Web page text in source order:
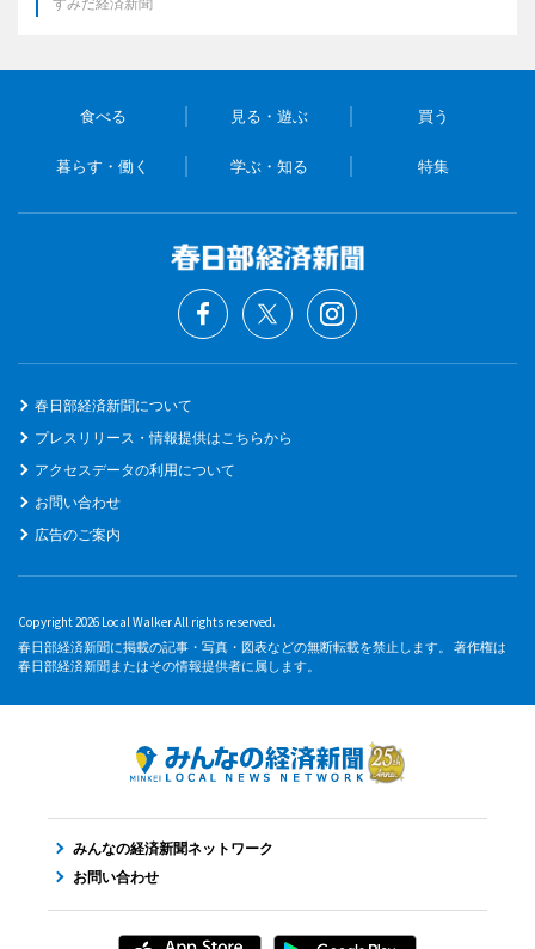
食べる 見る・遊ぶ 買う
暮らす・働く 学ぶ・知る 特集
春日部経済新聞について
プレスリリース・情報提供はこちらから
アクセスデータの利用について
お問い合わせ
広告のご案内
Copyright 2026 Local Walker All rights reserved.
春日部経済新聞に掲載の記事・写真・図表などの無断転載を禁止します。 著作権は
春日部経済新聞またはその情報提供者に属します。
みんなの経済新聞ネットワーク
お問い合わせ